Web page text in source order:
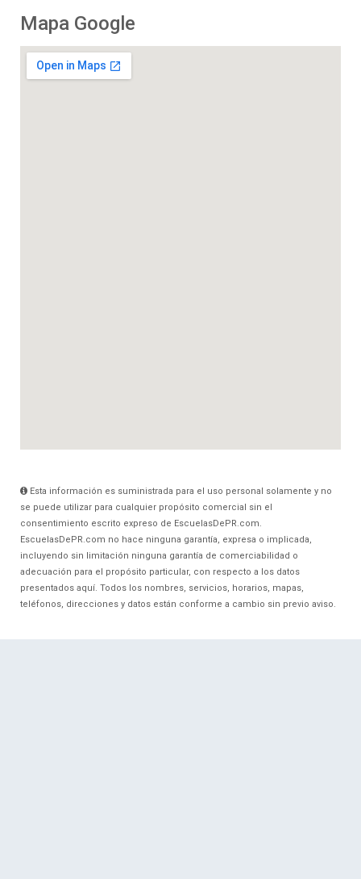
Mapa Google
Esta información es suministrada para el uso personal solamente y no
se puede utilizar para cualquier propósito comercial sin el
consentimiento escrito expreso de EscuelasDePR.com.
EscuelasDePR.com no hace ninguna garantía, expresa o implicada,
incluyendo sin limitación ninguna garantía de comerciabilidad o
adecuación para el propósito particular, con respecto a los datos
presentados aquí. Todos los nombres, servicios, horarios, mapas,
teléfonos, direcciones y datos están conforme a cambio sin previo aviso.